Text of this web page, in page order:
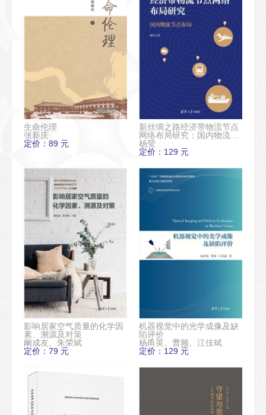
生命伦理
张新庆
定价：89 元
新丝绸之路经济带物流节点
网络布局研究：国内物流节
点布局
杨莹
定价：129 元
影响居家空气质量的化学因
素、溯源及对策
阚成友、朱荣斌
定价：79 元
机器视觉中的光学成像及缺
陷评价
杨甬英、曹频、江佳斌
定价：129 元